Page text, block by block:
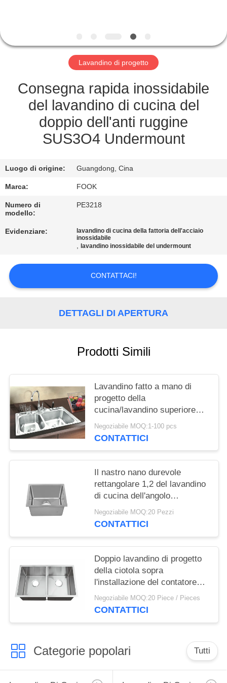
QUALITÀ
CONTATTICI
RICHIEDA
CITAZIONE
MAPPA
DEL
SITO
PRIVACY
Lavandino di progetto
Consegna rapida inossidabile
del lavandino di cucina del
doppio dell'anti ruggine
SUS3O4 Undermount
Luogo di origine: Guangdong, Cina
Marca: FOOK
Numero di
modello:
PE3218
Evidenziare:
lavandino di cucina della fattoria dell'acciaio
inossidabile
, lavandino inossidabile del undermount
CONTATTACI!
DETTAGLI DI APERTURA
Prodotti Simili
Lavandino fatto a mano di
progetto della
cucina/lavandino superiore
inossidabile del supporto
ciotola del doppio
Negoziabile MOQ:1-100 pcs
CONTATTICI
Il nastro nano durevole
rettangolare 1,2 del lavandino
di cucina dell'angolo
dell'acciaio inossidabile pensa
Negoziabile MOQ:20 Pezzi
CONTATTICI
Doppio lavandino di progetto
della ciotola sopra
l'installazione del contatore
con superficie lucidata in
azione
Negoziabile MOQ:20 Piece / Pieces
CONTATTICI
Categorie popolari Tutti